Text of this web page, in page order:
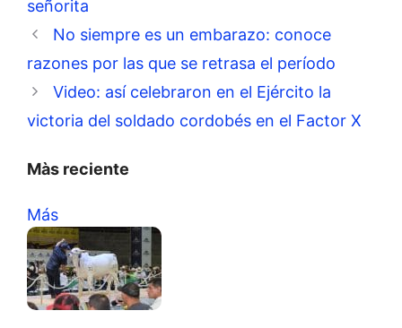
señorita
No siempre es un embarazo: conoce
razones por las que se retrasa el período
Video: así celebraron en el Ejército la
victoria del soldado cordobés en el Factor X
Màs reciente
Más